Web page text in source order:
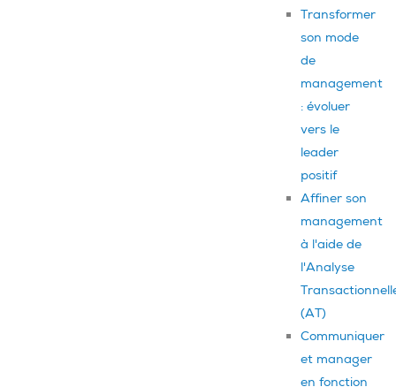
Transformer
son mode
de
management
: évoluer
vers le
leader
positif
Affiner son
management
à l'aide de
l'Analyse
(AT)
Communiquer
et manager
en fonction